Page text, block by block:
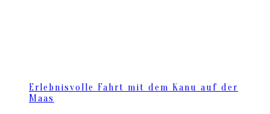
Erlebnisvolle Fahrt mit dem Kanu auf der
Maas